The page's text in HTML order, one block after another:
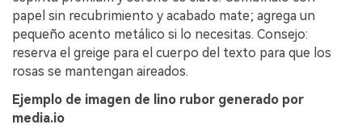
papel sin recubrimiento y acabado mate; agrega un
pequeño acento metálico si lo necesitas. Consejo:
reserva el greige para el cuerpo del texto para que los
rosas se mantengan aireados.
Ejemplo de imagen de lino rubor generado por
media.io